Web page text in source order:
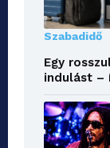
Szabadidő
Egy
indulást –